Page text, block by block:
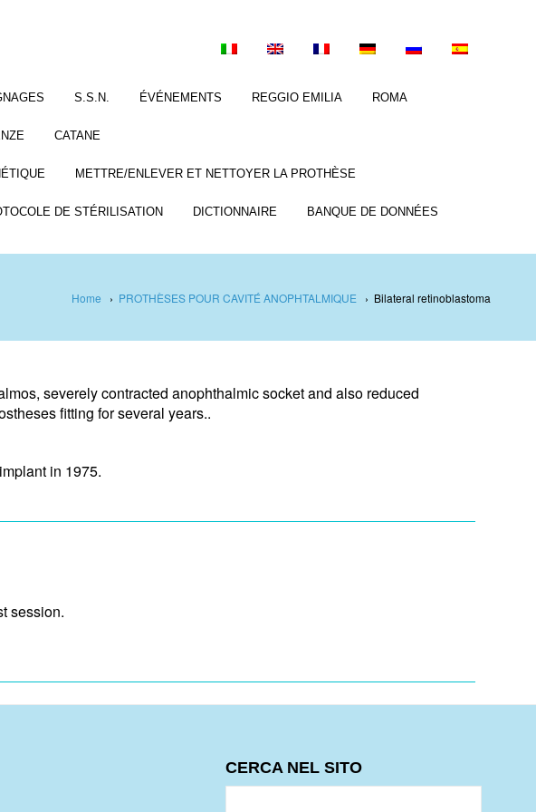
S.S.N. ÉVÉNEMENTS REGGIO EMILIA ROMA
CATANE
METTRE/ENLEVER ET NETTOYER LA PROTHÈSE
DE STÉRILISATION DICTIONNAIRE BANQUE DE DONNÉES
Home › PROTHÈSES POUR CAVITÉ ANOPHTALMIQUE › Bilateral retinoblastoma
severely contracted anophthalmic socket and also reduced
fitting for several years..
in 1975.
session.
CERCA NEL SITO